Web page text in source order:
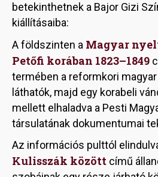
betekinthetnek a Bajor Gizi
kiállításaiba:
A földszinten a Magyar
Petőfi korában 1823–1849
termében a reformkori
láthatók, majd egy korabeli
mellett elhaladva a Pesti
társulatának dokumentumai
Az információs pulttól
Kulisszák között című